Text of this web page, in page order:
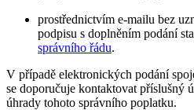
prostřednictvím e-mailu bez
podpisu s doplněním podání
správního řádu.
V případě elektronických podání
se doporučuje kontaktovat příslušný
úhrady tohoto správního poplatku.